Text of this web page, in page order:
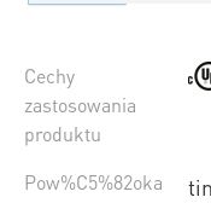
Cechy
zastosowania
produktu
Pow%C5%82oka